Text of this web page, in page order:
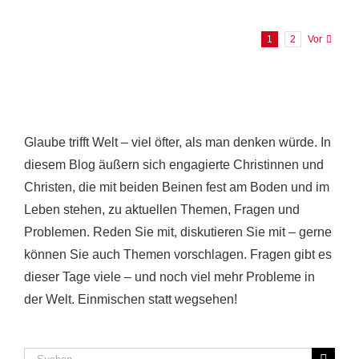
1 2 Vor
Glaube trifft Welt – viel öfter, als man denken würde. In
diesem Blog äußern sich engagierte Christinnen und
Christen, die mit beiden Beinen fest am Boden und im
Leben stehen, zu aktuellen Themen, Fragen und
Problemen. Reden Sie mit, diskutieren Sie mit – gerne
können Sie auch Themen vorschlagen. Fragen gibt es
dieser Tage viele – und noch viel mehr Probleme in
der Welt. Einmischen statt wegsehen!